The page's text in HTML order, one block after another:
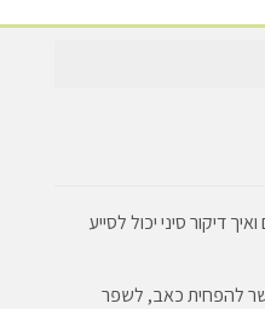
דיקור סיני יכול לסייע
להפחית כאב, לשפר